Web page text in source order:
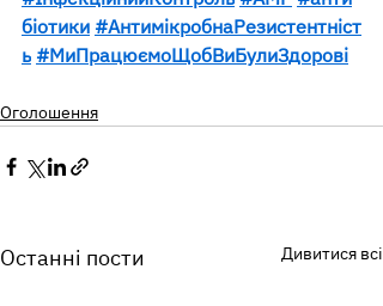
біотики #АнтимікробнаРезистентніст
ь #МиПрацюємоЩобВиБулиЗдорові
Оголошення
Останні пости Дивитися всі